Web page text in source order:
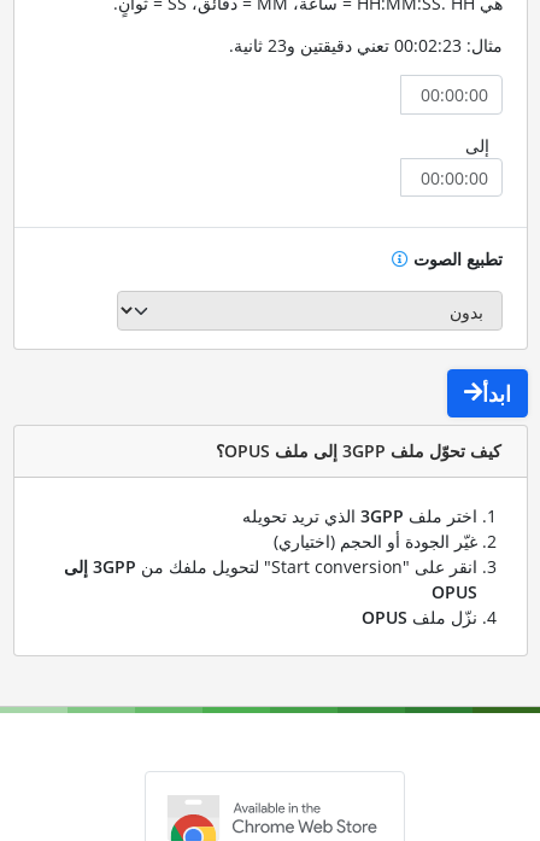
مثال: 00:02:23 تعني دقيقتين و23 ثانية.
إلى
تطبيع الصوت
ابدأ
كيف تحوّل ملف 3GPP إلى ملف OPUS؟
اختر ملف 3GPPالذي تريد تحويله
غيّر الجودة أو الحجم (اختياري)
انقر على "Start conversion" لتحويل ملفك من
3GPP إلى
OPUS
نزّل ملف OPUS